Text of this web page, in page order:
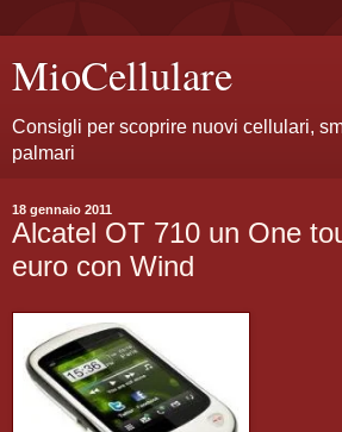
MioCellulare
Consigli per scoprire nuovi cellulari,
palmari
18 gennaio 2011
Alcatel OT 710 un One
euro con Wind